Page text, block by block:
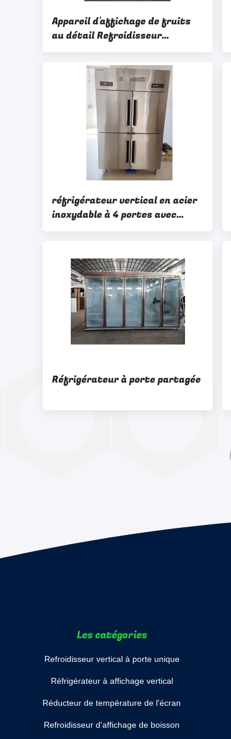
Appareil d'affichage de fruits
au détail Refroidisseur
réfrigérateur Économie
d'énergie Appareil d'affichage
commercial Refroidisseur
réfrigérateur vertical en acier
inoxydable à 4 portes avec
dégivrage sans gel et contrôle
Réfrigérateur à porte partagée
Les catégories
Refroidisseur vertical à porte unique
Réfrigérateur à affichage vertical
Réducteur de température de l'écran
Refroidisseur d'affichage de boisson